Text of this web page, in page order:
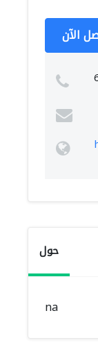
الآن
حول
na